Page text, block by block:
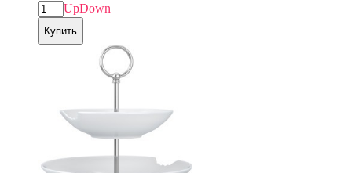
UpDown
Купить